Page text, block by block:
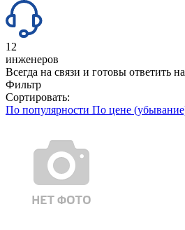
12
инженеров
Всегда на связи и готовы ответить
Фильтр
Сортировать:
По популярности По цене